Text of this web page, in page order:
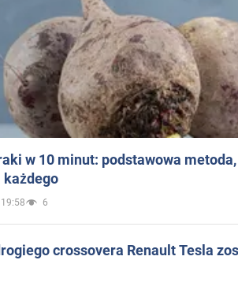
w 10 minut: podstawowa
każdego
6
crossovera Renault Tesla